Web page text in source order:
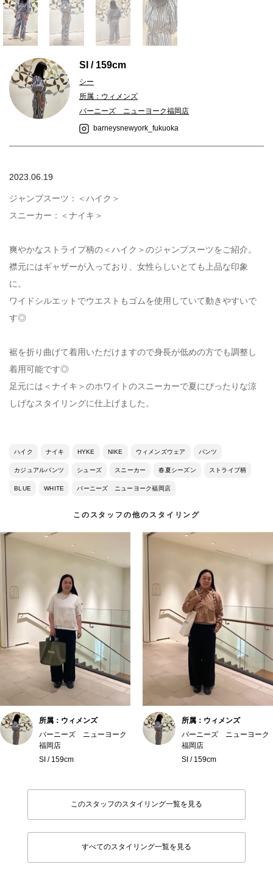
SI / 159cm
シー
所属：ウィメンズ
バーニーズ ニューヨーク福岡店
barneysnewyork_fukuoka
2023.06.19
ジャンプスーツ：＜ハイク＞
スニーカー：＜ナイキ＞
爽やかなストライプ柄の＜ハイク＞のジャンプスーツをご紹介。
襟元にはギャザーが入っており、女性らしいとても上品な印象
に。
ワイドシルエットでウエストもゴムを使用していて動きやすいで
す◎
裾を折り曲げて着用いただけますので身長が低めの方でも調整し
着用可能です◎
足元には＜ナイキ＞のホワイトのスニーカーで夏にぴったりな涼
しげなスタイリングに仕上げました。
ハイク ナイキ HYKE NIKE ウィメンズウェア パンツ
カジュアルパンツ シューズ スニーカー 春夏シーズン ストライプ柄
BLUE WHITE バーニーズ ニューヨーク福岡店
このスタッフの他のスタイリング
所属：ウィメンズ
バーニーズ ニューヨーク
福岡店
SI / 159cm
所属：ウィメンズ
バーニーズ ニューヨーク
福岡店
SI / 159cm
このスタッフのスタイリング一覧を見る
すべてのスタイリング一覧を見る